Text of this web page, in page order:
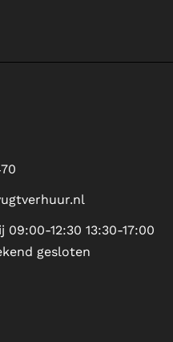
09:00-12:30 13:30-17:00
gesloten